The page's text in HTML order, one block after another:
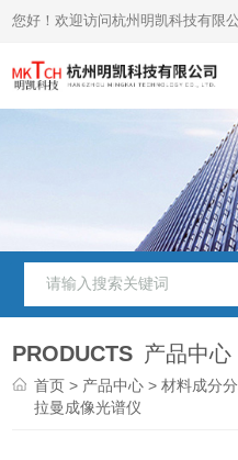
您好！欢迎访问杭州明凯科技有限
PRODUCTS 产品中心
首页 > 产品中心 >材料成分
拉曼成像光谱仪